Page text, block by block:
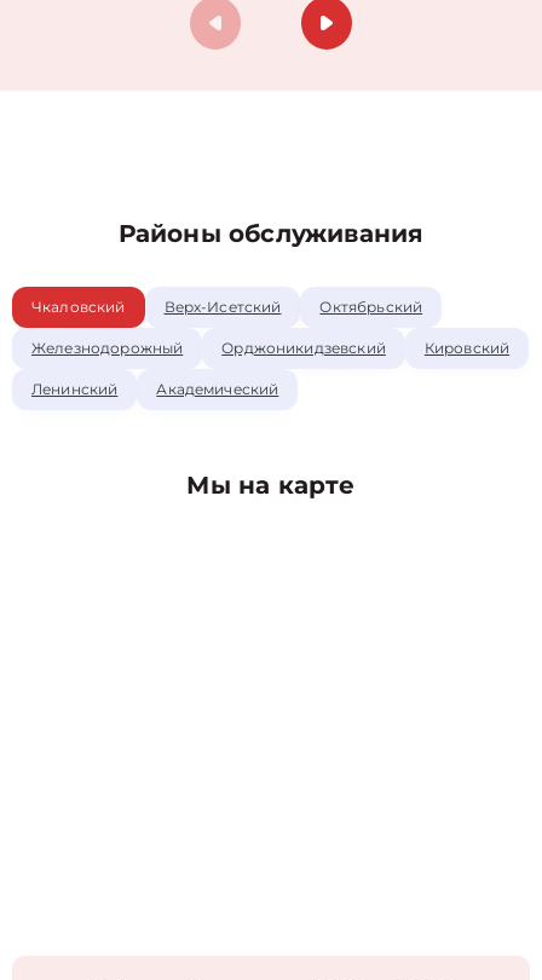
Районы обслуживания
Чкаловский Верх-Исетский Октябрьский
Железнодорожный Орджоникидзевский Кировский
Ленинский Академический
Мы на карте